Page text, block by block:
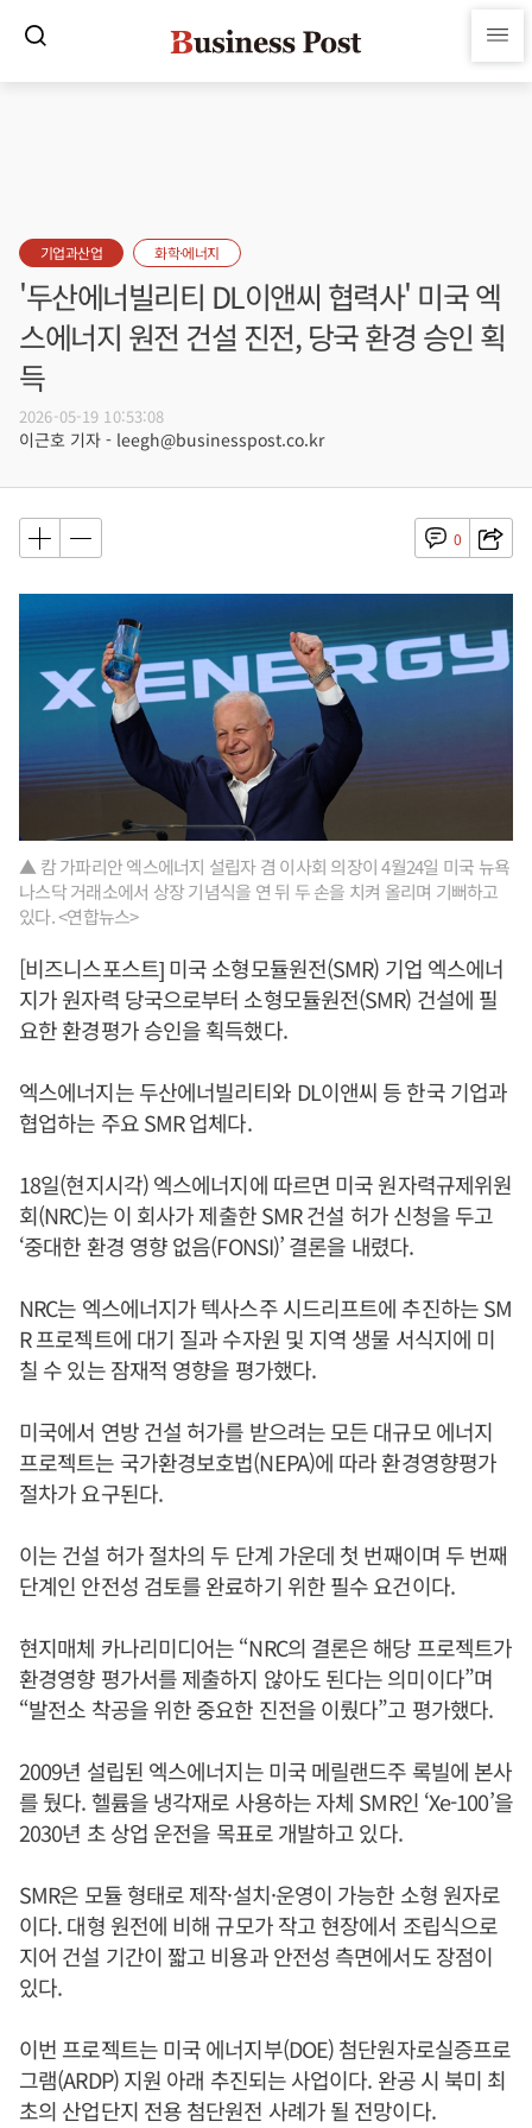
기업과산업 화학·에너지
'두산에너빌리티 DL이앤씨 협력사' 미국 엑
스에너지 원전 건설 진전, 당국 환경 승인 획
득
2026-05-19 10:53:08
이근호 기자 - leegh@businesspost.co.kr
0
▲ 캄 가파리안 엑스에너지 설립자 겸 이사회 의장이 4월24일 미국 뉴욕
나스닥 거래소에서 상장 기념식을 연 뒤 두 손을 치켜 올리며 기뻐하고
있다. <연합뉴스>
[비즈니스포스트] 미국 소형모듈원전(SMR) 기업 엑스에너
지가 원자력 당국으로부터 소형모듈원전(SMR) 건설에 필
요한 환경평가 승인을 획득했다.
엑스에너지는 두산에너빌리티와 DL이앤씨 등 한국 기업과
협업하는 주요 SMR 업체다.
18일(현지시각) 엑스에너지에 따르면 미국 원자력규제위원
회(NRC)는 이 회사가 제출한 SMR 건설 허가 신청을 두고
‘중대한 환경 영향 없음(FONSI)’ 결론을 내렸다.
NRC는 엑스에너지가 텍사스주 시드리프트에 추진하는 SM
R 프로젝트에 대기 질과 수자원 및 지역 생물 서식지에 미
칠 수 있는 잠재적 영향을 평가했다.
미국에서 연방 건설 허가를 받으려는 모든 대규모 에너지
프로젝트는 국가환경보호법(NEPA)에 따라 환경영향평가
절차가 요구된다.
이는 건설 허가 절차의 두 단계 가운데 첫 번째이며 두 번째
단계인 안전성 검토를 완료하기 위한 필수 요건이다.
현지매체 카나리미디어는 “NRC의 결론은 해당 프로젝트가
환경영향 평가서를 제출하지 않아도 된다는 의미이다”며
“발전소 착공을 위한 중요한 진전을 이뤘다”고 평가했다.
2009년 설립된 엑스에너지는 미국 메릴랜드주 록빌에 본사
를 뒀다. 헬륨을 냉각재로 사용하는 자체 SMR인 ‘Xe-100’을
2030년 초 상업 운전을 목표로 개발하고 있다.
SMR은 모듈 형태로 제작·설치·운영이 가능한 소형 원자로
이다. 대형 원전에 비해 규모가 작고 현장에서 조립식으로
지어 건설 기간이 짧고 비용과 안전성 측면에서도 장점이
있다.
이번 프로젝트는 미국 에너지부(DOE) 첨단원자로실증프로
그램(ARDP) 지원 아래 추진되는 사업이다. 완공 시 북미 최
초의 산업단지 전용 첨단원전 사례가 될 전망이다.